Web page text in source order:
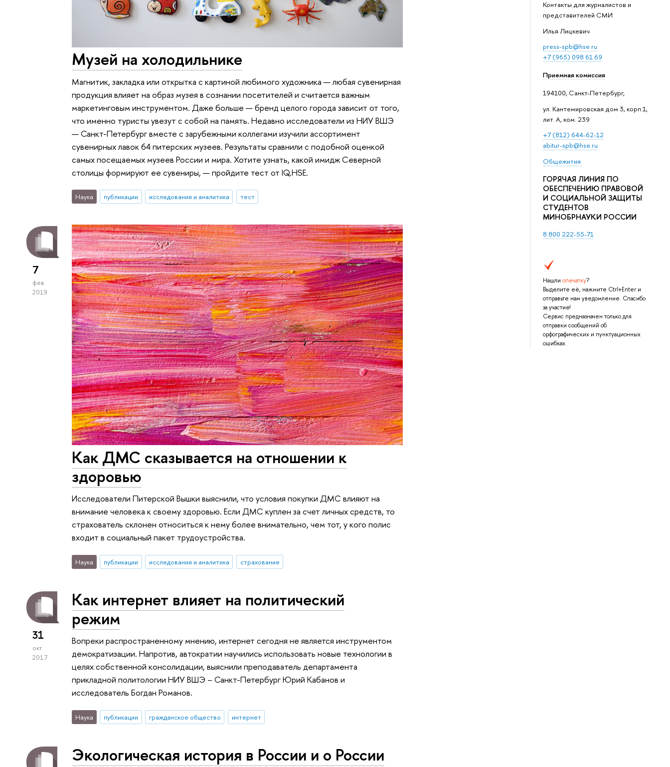
Контакты для журналистов и
представителей СМИ
Илья Лицкевич
press-spb@hse.ru
+7 (965) 098 61 69
Приемная комиссия
194100, Санкт-Петербург,
ул. Кантемировская дом 3, корп.1,
лит. А, ком. 239
+7 (812) 644-62-12
abitur-spb@hse.ru
Общежития
ГОРЯЧАЯ ЛИНИЯ ПО
ОБЕСПЕЧЕНИЮ ПРАВОВОЙ
И СОЦИАЛЬНОЙ ЗАЩИТЫ
СТУДЕНТОВ
МИНОБРНАУКИ РОССИИ
8 800 222-55-71
Нашли опечатку?
Выделите её, нажмите Ctrl+Enter и
отправьте нам уведомление. Спасибо
за участие!
Сервис предназначен только для
отправки сообщений об
орфографических и пунктуационных
ошибках.
Музей на холодильнике
Магнитик, закладка или открытка с картиной любимого художника — любая сувенирная
продукция влияет на образ музея в сознании посетителей и считается важным
маркетинговым инструментом. Даже больше — бренд целого города зависит от того,
что именно туристы увезут с собой на память. Недавно исследователи из НИУ ВШЭ
— Санкт-Петербург вместе с зарубежными коллегами изучили ассортимент
сувенирных лавок 64 питерских музеев. Результаты сравнили с подобной оценкой
самых посещаемых музеев России и мира. Хотите узнать, какой имидж Северной
столицы формируют ее сувениры, — пройдите тест от IQ.HSE.
Наука публикации исследования и аналитика тест
7
фев
2019
Как ДМС сказывается на отношении к
здоровью
Исследователи Питерской Вышки выяснили, что условия покупки ДМС влияют на
внимание человека к своему здоровью. Если ДМС куплен за счет личных средств, то
страхователь склонен относиться к нему более внимательно, чем тот, у кого полис
входит в социальный пакет трудоустройства.
Наука публикации исследования и аналитика страхование
31
окт
2017
Как интернет влияет на политический
режим
Вопреки распространенному мнению, интернет сегодня не является инструментом
демократизации. Напротив, автократии научились использовать новые технологии в
целях собственной консолидации, выяснили преподаватель департамента
прикладной политологии НИУ ВШЭ – Санкт-Петербург Юрий Кабанов и
исследователь Богдан Романов.
Наука публикации гражданское общество интернет
Экологическая история в России и о России